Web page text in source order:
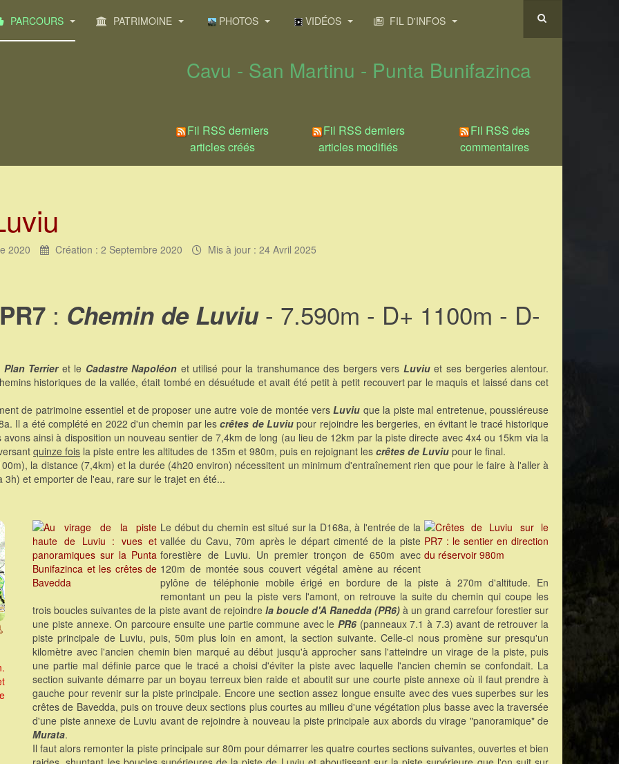
PARCOURS PATRIMOINE PHOTOS VIDÉOS FIL D'INFOS
Cavu - San Martinu - Punta Bunifazinca
Fil RSS derniers
articles créés
Fil RSS derniers
articles modifiés
Fil RSS des
commentaires
2020 Création : 2 Septembre 2020 Mis à jour : 24 Avril 2025
PR7 : Chemin de Luviu- 7.590m - D+ 1100m - D-
Plan Terrieret le Cadastre Napoléon et utilisé pour la transhumance des bergers vers Luviuet ses bergeries alentour.
historiques de la vallée, était tombé en désuétude et avait été petit à petit recouvert par le maquis et laissé dans cet
de patrimoine essentiel et de proposer une autre voie de montée versLuviu que la piste mal entretenue, poussiéreuse
Il a été complété en 2022 d'un chemin par lescrêtes de Luviu pour rejoindre les bergeries, en évitant le tracé historique
ainsi à disposition un nouveau sentier de 7,4km de long (au lieu de 12km par la piste directe avec 4x4 ou 15km via la
quinze fois la piste entre les altitudes de 135m et 980m, puis en rejoignant les crêtes de Luviu pour le final.
la distance (7,4km) et la durée (4h20 environ) nécessitent un minimum d'entraînement rien que pour le faire à l'aller à
et emporter de l'eau, rare sur le trajet en été...
Le début du chemin est situé sur la D168a, à l'entrée de la
vallée du Cavu, 70m après le départ cimenté de la piste
forestière de Luviu. Un premier tronçon de 650m avec
120m de montée sous couvert végétal amène au récent
pylône de téléphonie mobile érigé en bordure de la piste à 270m d'altitude. En
remontant un peu la piste vers l'amont, on retrouve la suite du chemin qui coupe les
trois boucles suivantes de la piste avant de rejoindre la boucle d'A Ranedda (PR6)à un grand carrefour forestier sur
une piste annexe. On parcoure ensuite une partie commune avec lePR6 (panneaux 7.1 à 7.3) avant de retrouver la
piste principale de Luviu, puis, 50m plus loin en amont, la section suivante. Celle-ci nous promène sur presqu'un
kilomètre avec l'ancien chemin bien marqué au début jusqu'à approcher sans l'atteindre un virage de la piste, puis
une partie mal définie parce que le tracé a choisi d'éviter la piste avec laquelle l'ancien chemin se confondait. La
section suivante démarre par un boyau terreux bien raide et aboutit sur une courte piste annexe où il faut prendre à
gauche pour revenir sur la piste principale. Encore une section assez longue ensuite avec des vues superbes sur les
crêtes de Bavedda, puis on trouve deux sections plus courtes au milieu d'une végétation plus basse avec la traversée
d'une piste annexe de Luviu avant de rejoindre à nouveau la piste principale aux abords du virage "panoramique" de
Murata.
Il faut alors remonter la piste principale sur 80m pour démarrer les quatre courtes sections suivantes, ouvertes et bien